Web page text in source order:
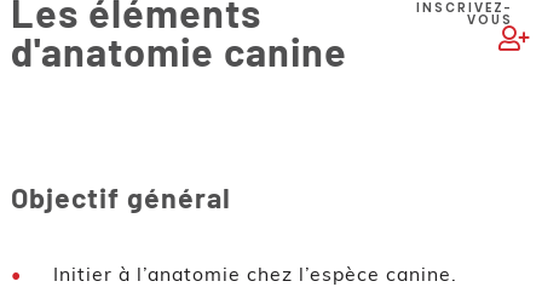
Les éléments
d'anatomie canine
INSCRIVEZ-
VOUS
Objectif général
Initier à l’anatomie chez l’espèce canine.